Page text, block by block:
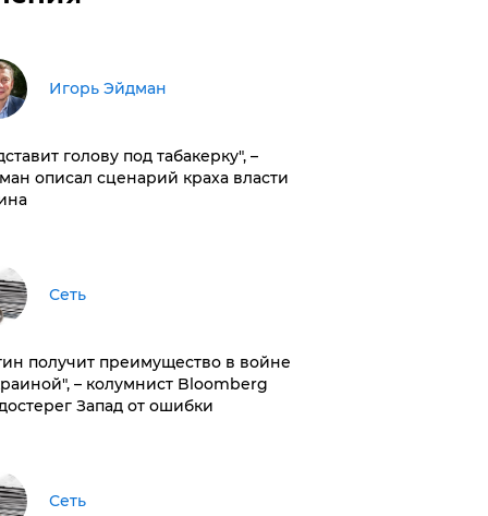
Игорь Эйдман
голову под табакерку", –
описал сценарий краха власти
Сеть
получит преимущество в войне
– колумнист Bloomberg
Запад от ошибки
Сеть